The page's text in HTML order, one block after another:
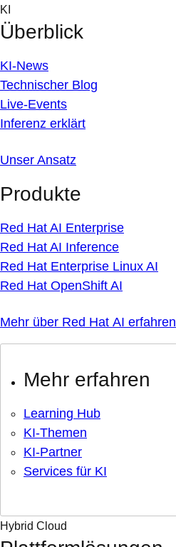
Skip
to
content
KI
Überblick
KI-News
Technischer Blog
Live-Events
Inferenz erklärt
Unser Ansatz
Produkte
Red Hat AI Enterprise
Red Hat AI Inference
Red Hat Enterprise Linux AI
Red Hat OpenShift AI
Mehr über Red Hat AI erfahren
Mehr erfahren
Learning Hub
KI-Themen
KI-Partner
Services für KI
Hybrid Cloud